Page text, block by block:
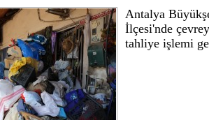
Antalya
İlçesi'nde
tahliye işlemi